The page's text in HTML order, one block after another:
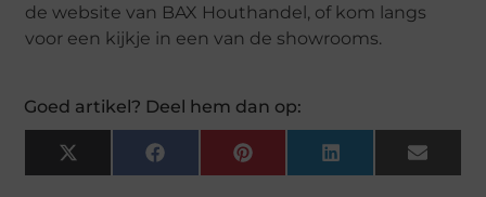
de website van BAX Houthandel, of kom langs
voor een kijkje in een van de showrooms.
Goed artikel? Deel hem dan op:
X
(
F
A
P
I
L
I
E
M